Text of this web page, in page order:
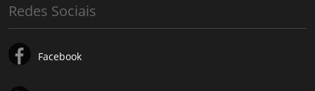
Redes Sociais
Facebook